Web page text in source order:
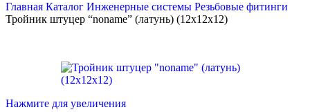
Главная Каталог Инженерные системы Резьбовые фитинги
Тройник штуцер “noname” (латунь) (12х12х12)
Нажмите для увеличения